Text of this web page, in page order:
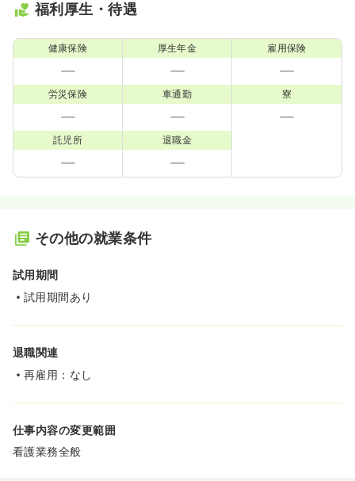
福利厚生・待遇
健康保険 厚生年金 雇用保険
労災保険 車通勤 寮
託児所 退職金
その他の就業条件
試用期間
試用期間あり
退職関連
再雇用：なし
仕事内容の変更範囲
看護業務全般